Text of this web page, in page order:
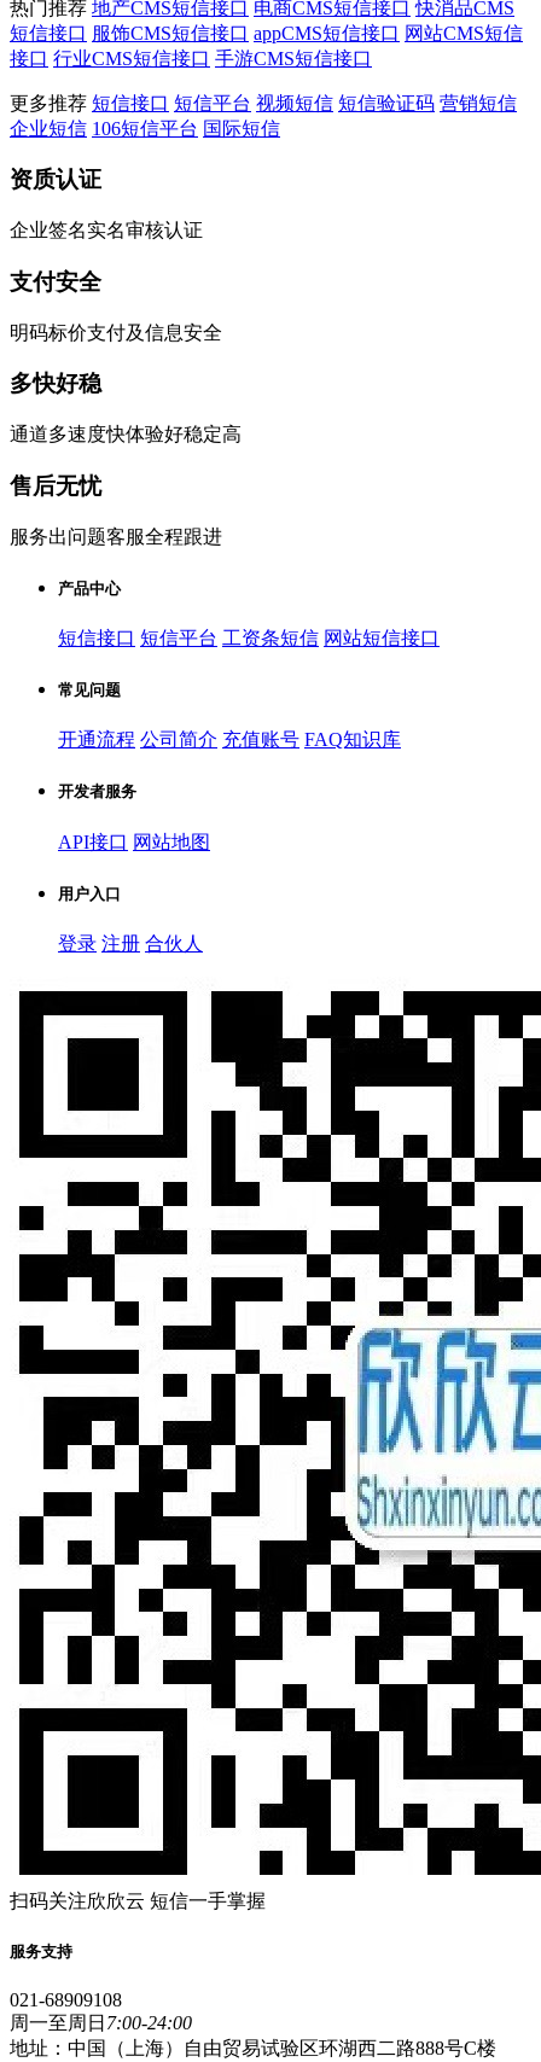
热门推荐 地产CMS短信接口 电商CMS短信接口 快消品CMS
短信接口 服饰CMS短信接口 appCMS短信接口 网站CMS短信
接口 行业CMS短信接口 手游CMS短信接口
更多推荐 短信接口 短信平台 视频短信 短信验证码 营销短信
企业短信 106短信平台 国际短信
资质认证
企业签名实名审核认证
支付安全
明码标价支付及信息安全
多快好稳
通道多速度快体验好稳定高
售后无忧
服务出问题客服全程跟进
产品中心
短信接口 短信平台 工资条短信 网站短信接口
常见问题
开通流程 公司简介 充值账号 FAQ知识库
开发者服务
API接口 网站地图
用户入口
登录 注册 合伙人
扫码关注欣欣云 短信一手掌握
服务支持
021-68909108
周一至周日 7:00-24:00
地址：中国（上海）自由贸易试验区环湖西二路888号C楼